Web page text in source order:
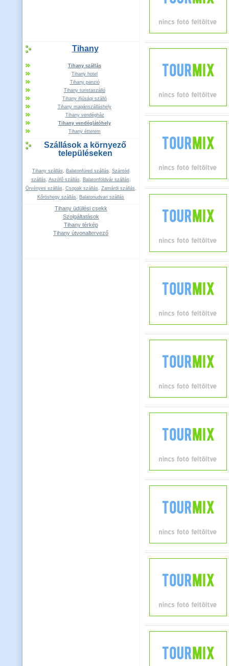
Tihany
Tihany szállás
Tihany hotel
Tihany panzió
Tihany turistaszálló
Tihany ifjúsági szálló
Tihany magánszálláshely
Tihany vendégház
Tihany vendéglátóhely
Tihany étterem
Szállások a környező
településeken
Tihany szállás, Balatonfüred szállás, Szántód
szállás, Aszófő szállás, Balatonföldvár szállás,
Örvényes szállás, Csopak szállás, Zamárdi szállás,
Kőröshegy szállás, Balatonudvari szállás
Tihany üdülési csekk
Szolgáltatások
Tihany térkép
Tihany útvonaltervező